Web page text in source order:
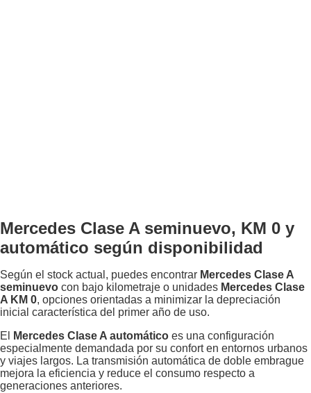
Mercedes Clase A seminuevo, KM 0 y
automático según disponibilidad
Según el stock actual, puedes encontrar Mercedes Clase A
seminuevo con bajo kilometraje o unidades Mercedes Clase
A KM 0, opciones orientadas a minimizar la depreciación
inicial característica del primer año de uso.
El
Mercedes Clase A automático es una configuración
especialmente demandada por su confort en entornos urbanos
y viajes largos. La transmisión automática de doble embrague
mejora la eficiencia y reduce el consumo respecto a
generaciones anteriores.